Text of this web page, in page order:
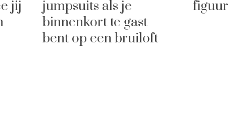
jij
jumpsuits als je
binnenkort te gast
bent op een bruiloft
figuur